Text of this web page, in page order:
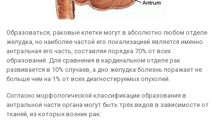
Образоваться, раковые клетки могут в абсолютно любом отделе
желудка, но наиболее частой его локализацией является именно
антральная его часть, составляя порядка 70% от всех
образований. Для сравнения в кардинальном отделе рак
развивается в 10% случаев, а дно желудка болезнь поражает не
больше чем на 1% от всех диагностируемых опухолей.
Согласно морфологической классификации образования в
антральной части органа могут быть трёх видов в зависимости от
тканей, из которых возник рак: